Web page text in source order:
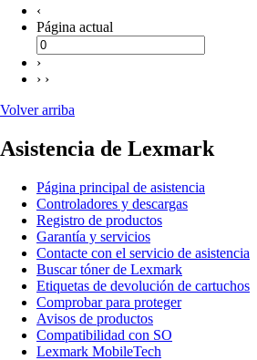
‹
Página actual
›
› ›
Volver arriba
Asistencia de Lexmark
Página principal de asistencia
Controladores y descargas
Registro de productos
Garantía y servicios
Contacte con el servicio de asistencia
Buscar tóner de Lexmark
Etiquetas de devolución de cartuchos
Comprobar para proteger
Avisos de productos
Compatibilidad con SO
Lexmark MobileTech